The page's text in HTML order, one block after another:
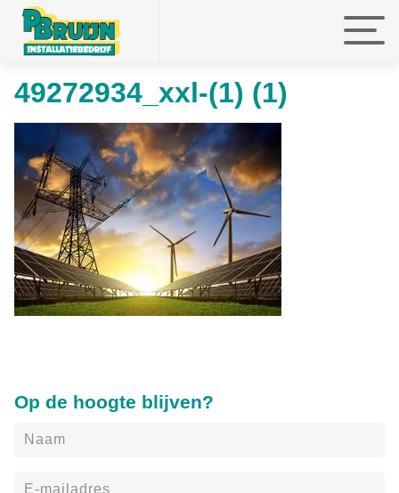
faefef faefef faefef
49272934_xxl-(1) (1)
Op de hoogte blijven?